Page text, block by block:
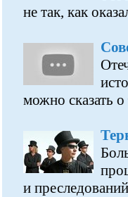
не так, как
можно сказать
и